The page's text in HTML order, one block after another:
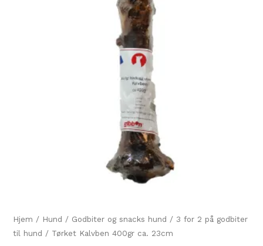
Hjem / Hund / Godbiter og snacks hund / 3 for 2 på godbiter
til hund / Tørket Kalvben 400gr ca. 23cm